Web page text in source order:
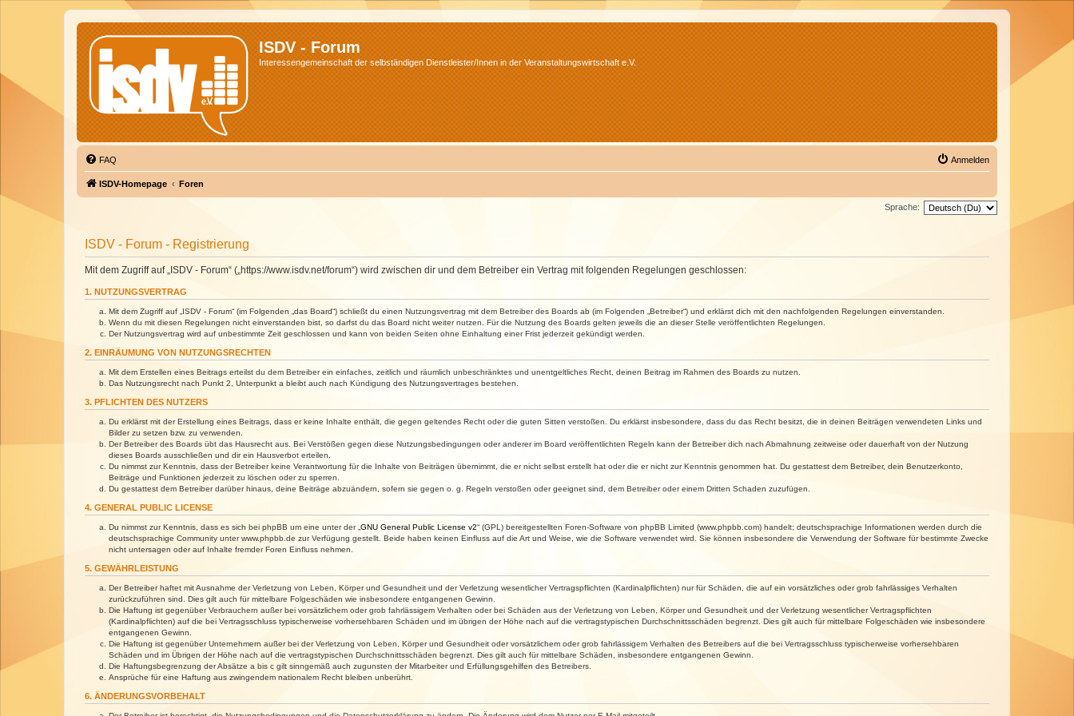
ISDV - Forum
Interessengemeinschaft der selbständigen Dienstleister/Innen in der Veranstaltungswirtschaft e.V.
FAQ Anmelden
ISDV-Homepage Foren
Sprache:
ISDV - Forum - Registrierung
Mit dem Zugriff auf „ISDV - Forum“ („https://www.isdv.net/forum“) wird zwischen dir und dem Betreiber ein Vertrag mit folgenden Regelungen geschlossen:
1. NUTZUNGSVERTRAG
Mit dem Zugriff auf „ISDV - Forum“ (im Folgenden „das Board“) schließt du einen Nutzungsvertrag mit dem Betreiber des Boards ab (im Folgenden „Betreiber“) und erklärst dich mit den nachfolgenden Regelungen einverstanden.
Wenn du mit diesen Regelungen nicht einverstanden bist, so darfst du das Board nicht weiter nutzen. Für die Nutzung des Boards gelten jeweils die an dieser Stelle veröffentlichten Regelungen.
Der Nutzungsvertrag wird auf unbestimmte Zeit geschlossen und kann von beiden Seiten ohne Einhaltung einer Frist jederzeit gekündigt werden.
2. EINRÄUMUNG VON NUTZUNGSRECHTEN
Mit dem Erstellen eines Beitrags erteilst du dem Betreiber ein einfaches, zeitlich und räumlich unbeschränktes und unentgeltliches Recht, deinen Beitrag im Rahmen des Boards zu nutzen.
Das Nutzungsrecht nach Punkt 2, Unterpunkt a bleibt auch nach Kündigung des Nutzungsvertrages bestehen.
3. PFLICHTEN DES NUTZERS
Du erklärst mit der Erstellung eines Beitrags, dass er keine Inhalte enthält, die gegen geltendes Recht oder die guten Sitten verstoßen. Du erklärst insbesondere, dass du das Recht besitzt, die in deinen Beiträgen verwendeten Links und
Bilder zu setzen bzw. zu verwenden.
Der Betreiber des Boards übt das Hausrecht aus. Bei Verstößen gegen diese Nutzungsbedingungen oder anderer im Board veröffentlichten Regeln kann der Betreiber dich nach Abmahnung zeitweise oder dauerhaft von der Nutzung
dieses Boards ausschließen und dir ein Hausverbot erteilen.
Du nimmst zur Kenntnis, dass der Betreiber keine Verantwortung für die Inhalte von Beiträgen übernimmt, die er nicht selbst erstellt hat oder die er nicht zur Kenntnis genommen hat. Du gestattest dem Betreiber, dein Benutzerkonto,
Beiträge und Funktionen jederzeit zu löschen oder zu sperren.
Du gestattest dem Betreiber darüber hinaus, deine Beiträge abzuändern, sofern sie gegen o. g. Regeln verstoßen oder geeignet sind, dem Betreiber oder einem Dritten Schaden zuzufügen.
4. GENERAL PUBLIC LICENSE
Du nimmst zur Kenntnis, dass es sich bei phpBB um eine unter der „ GNU General Public License v2“ (GPL) bereitgestellten Foren-Software von phpBB Limited (www.phpbb.com) handelt; deutschsprachige Informationen werden durch die
deutschsprachige Community unter www.phpbb.de zur Verfügung gestellt. Beide haben keinen Einfluss auf die Art und Weise, wie die Software verwendet wird. Sie können insbesondere die Verwendung der Software für bestimmte Zwecke
nicht untersagen oder auf Inhalte fremder Foren Einfluss nehmen.
5. GEWÄHRLEISTUNG
Der Betreiber haftet mit Ausnahme der Verletzung von Leben, Körper und Gesundheit und der Verletzung wesentlicher Vertragspflichten (Kardinalpflichten) nur für Schäden, die auf ein vorsätzliches oder grob fahrlässiges Verhalten
zurückzuführen sind. Dies gilt auch für mittelbare Folgeschäden wie insbesondere entgangenen Gewinn.
Die Haftung ist gegenüber Verbrauchern außer bei vorsätzlichem oder grob fahrlässigem Verhalten oder bei Schäden aus der Verletzung von Leben, Körper und Gesundheit und der Verletzung wesentlicher Vertragspflichten
(Kardinalpflichten) auf die bei Vertragsschluss typischerweise vorhersehbaren Schäden und im übrigen der Höhe nach auf die vertragstypischen Durchschnittsschäden begrenzt. Dies gilt auch für mittelbare Folgeschäden wie insbesondere
entgangenen Gewinn.
Die Haftung ist gegenüber Unternehmern außer bei der Verletzung von Leben, Körper und Gesundheit oder vorsätzlichem oder grob fahrlässigem Verhalten des Betreibers auf die bei Vertragsschluss typischerweise vorhersehbaren
Schäden und im Übrigen der Höhe nach auf die vertragstypischen Durchschnittsschäden begrenzt. Dies gilt auch für mittelbare Schäden, insbesondere entgangenen Gewinn.
Die Haftungsbegrenzung der Absätze a bis c gilt sinngemäß auch zugunsten der Mitarbeiter und Erfüllungsgehilfen des Betreibers.
Ansprüche für eine Haftung aus zwingendem nationalem Recht bleiben unberührt.
6. ÄNDERUNGSVORBEHALT